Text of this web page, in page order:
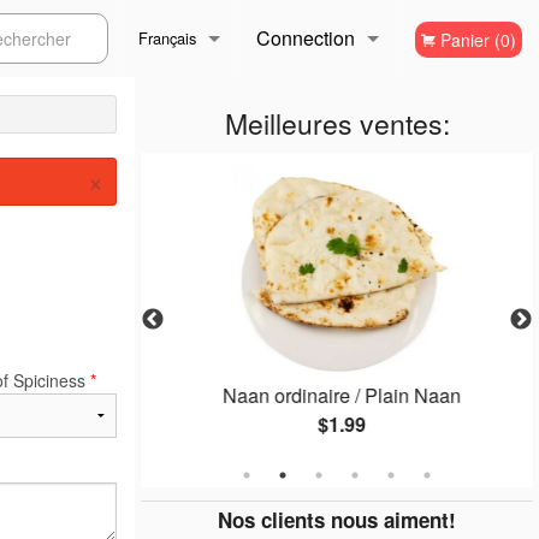
Français Connection
Inscription
Panier (0)
Meilleures ventes:
Naan
Naan ordinaire / Plain Naan
$1.99
Nos clients nous aiment!
×
Spiciness *